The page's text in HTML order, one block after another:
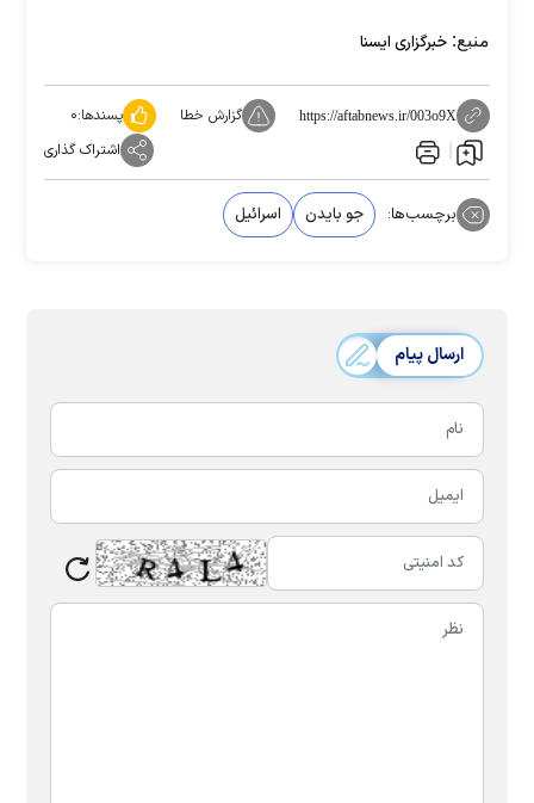
منبع: خبرگزاری ایسنا
https://aftabnews.ir/003o9X گزارش خطا پسندها:۰
اشتراک گذاری
برچسب‌ها: جو بایدن اسرائیل
ارسال پیام